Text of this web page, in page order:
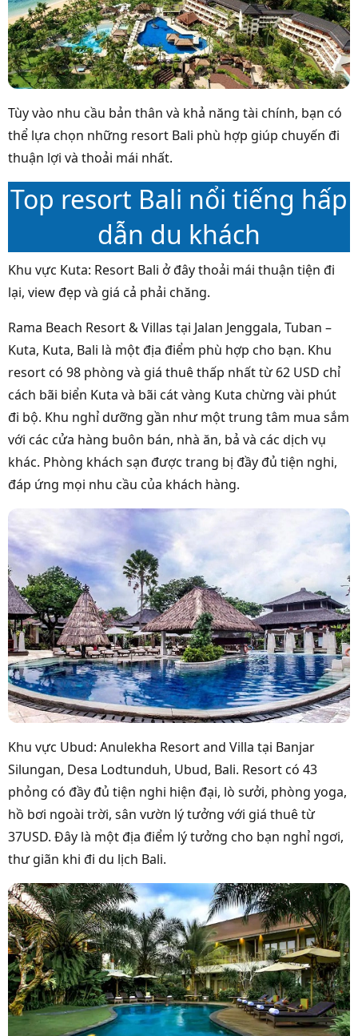
Tùy vào nhu cầu bản thân và khả năng tài chính, bạn có
thể lựa chọn những resort Bali phù hợp giúp chuyến đi
thuận lợi và thoải mái nhất.
Top resort Bali nổi tiếng hấp
dẫn du khách
Khu vực Kuta: Resort Bali ở đây thoải mái thuận tiện đi
lại, view đẹp và giá cả phải chăng.
Rama Beach Resort & Villas tại Jalan Jenggala, Tuban –
Kuta, Kuta, Bali là một địa điểm phù hợp cho bạn. Khu
resort có 98 phòng và giá thuê thấp nhất từ 62 USD chỉ
cách bãi biển Kuta và bãi cát vàng Kuta chừng vài phút
đi bộ. Khu nghỉ dưỡng gần như một trung tâm mua sắm
với các cửa hàng buôn bán, nhà ăn, bả và các dịch vụ
khác. Phòng khách sạn được trang bị đầy đủ tiện nghi,
đáp ứng mọi nhu cầu của khách hàng.
Khu vực Ubud: Anulekha Resort and Villa tại Banjar
Silungan, Desa Lodtunduh, Ubud, Bali. Resort có 43
phỏng có đầy đủ tiện nghi hiện đại, lò sưởi, phòng yoga,
hồ bơi ngoài trời, sân vườn lý tưởng với giá thuê từ
37USD. Đây là một địa điểm lý tưởng cho bạn nghỉ ngơi,
thư giãn khi đi du lịch Bali.